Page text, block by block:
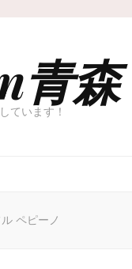
青森
ています！
ペピーノ